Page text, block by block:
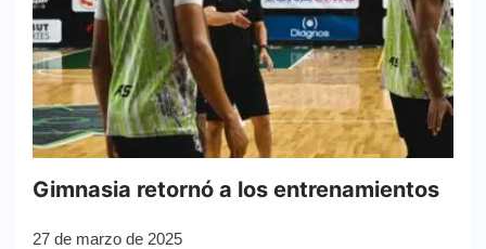
Gimnasia retornó a los entrenamientos
27 de marzo de 2025